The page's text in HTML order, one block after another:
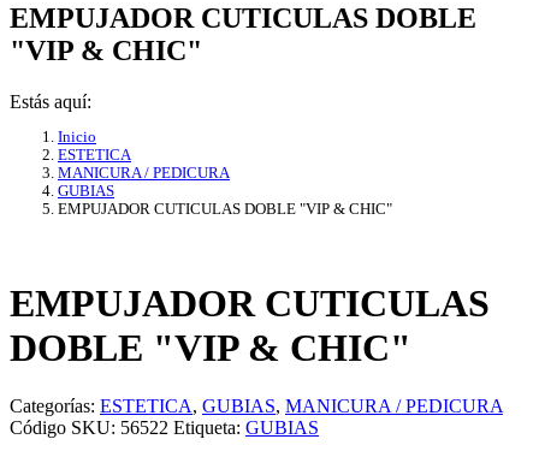
EMPUJADOR CUTICULAS DOBLE
"VIP & CHIC"
Estás aquí:
Inicio
ESTETICA
MANICURA / PEDICURA
GUBIAS
EMPUJADOR CUTICULAS DOBLE "VIP & CHIC"
EMPUJADOR CUTICULAS
DOBLE "VIP & CHIC"
Categorías: ESTETICA, GUBIAS, MANICURA / PEDICURA
Código SKU: 56522 Etiqueta: GUBIAS